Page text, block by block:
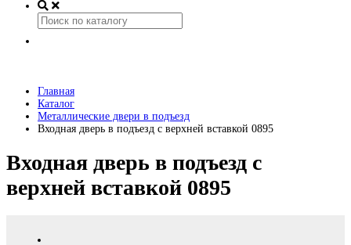
Главная
Каталог
Металлические двери в подъезд
Входная дверь в подъезд с верхней вставкой 0895
Входная дверь в подъезд с
верхней вставкой 0895